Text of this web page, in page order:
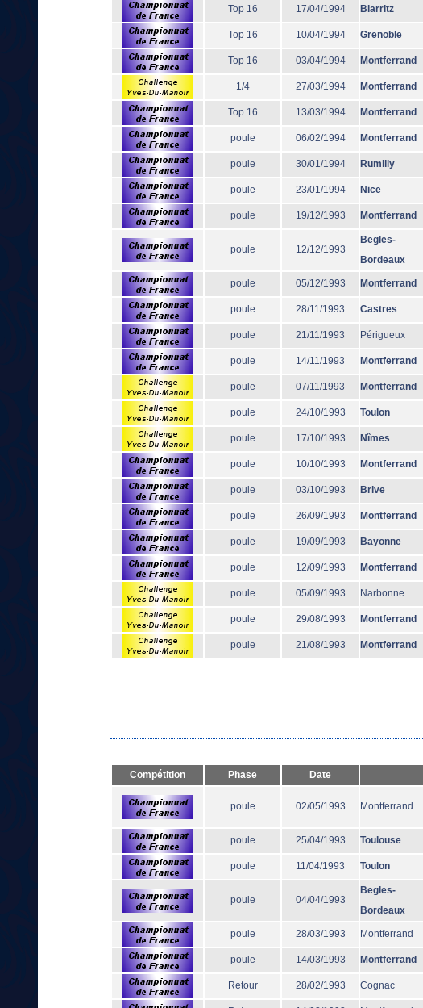
Top 16 17/04/1994 Biarritz
Top 16 10/04/1994 Grenoble
Top 16 03/04/1994 Montferrand
1/4 27/03/1994 Montferrand
Top 16 13/03/1994 Montferrand
poule 06/02/1994 Montferrand
poule 30/01/1994 Rumilly
poule 23/01/1994 Nice
poule 19/12/1993 Montferrand
poule 12/12/1993
Begles-
Bordeaux
poule 05/12/1993 Montferrand
poule 28/11/1993 Castres
poule 21/11/1993 Périgueux
poule 14/11/1993 Montferrand
poule 07/11/1993 Montferrand
poule 24/10/1993 Toulon
poule 17/10/1993 Nîmes
poule 10/10/1993 Montferrand
poule 03/10/1993 Brive
poule 26/09/1993 Montferrand
poule 19/09/1993 Bayonne
poule 12/09/1993 Montferrand
poule 05/09/1993 Narbonne
poule 29/08/1993 Montferrand
poule 21/08/1993 Montferrand
Compétition Phase Date
poule 02/05/1993 Montferrand
poule 25/04/1993 Toulouse
poule 11/04/1993 Toulon
poule 04/04/1993
Begles-
Bordeaux
poule 28/03/1993 Montferrand
poule 14/03/1993 Montferrand
Retour 28/02/1993 Cognac